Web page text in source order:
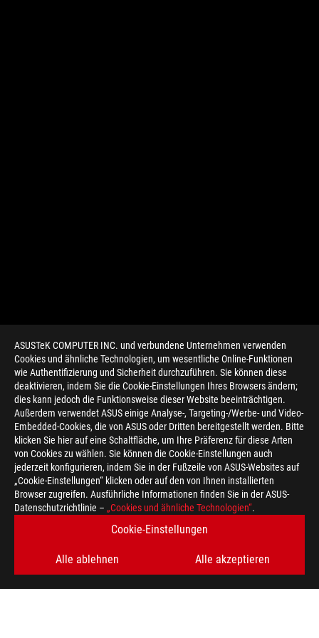
ASUSTeK COMPUTER INC. und verbundene Unternehmen verwenden
Cookies und ähnliche Technologien, um wesentliche Online-Funktionen
wie Authentifizierung und Sicherheit durchzuführen. Sie können diese
deaktivieren, indem Sie die Cookie-Einstellungen Ihres Browsers ändern;
dies kann jedoch die Funktionsweise dieser Website beeinträchtigen.
Außerdem verwendet ASUS einige Analyse-, Targeting-/Werbe- und Video-
Embedded-Cookies, die von ASUS oder Dritten bereitgestellt werden. Bitte
klicken Sie hier auf eine Schaltfläche, um Ihre Präferenz für diese Arten
von Cookies zu wählen. Sie können die Cookie-Einstellungen auch
jederzeit konfigurieren, indem Sie in der Fußzeile von ASUS-Websites auf
„Cookie-Einstellungen“ klicken oder auf den von Ihnen installierten
Browser zugreifen. Ausführliche Informationen finden Sie in der ASUS-
Datenschutzrichtlinie – „Cookies und ähnliche Technologien“.
Cookie-Einstellungen
Alle ablehnen Alle akzeptieren
> GAMING ROG FLOW
ERHALTEN SIE DIE NEUESTEN ANGEBOTE UND MEHR